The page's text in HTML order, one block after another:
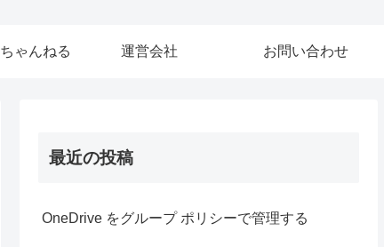
ゃんねる 運営会社 お問い合わせ
最近の投稿
OneDrive をグループ ポリシーで管理する